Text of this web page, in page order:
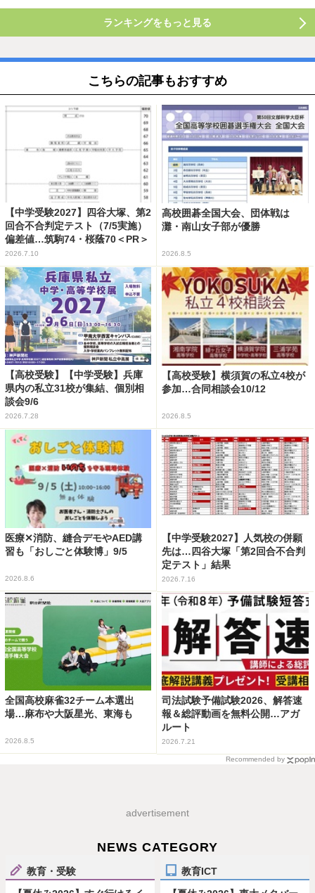
ランキングをもっと見る
こちらの記事もおすすめ
【中学受験2027】四谷大塚、第2
回合不合判定テスト（7/5実施）
偏差値…筑駒74・桜蔭70＜PR＞
2026.7.10
高校囲碁全国大会、団体戦は
灘・南山女子部が優勝
2026.8.5
【高校受験】【中学受験】兵庫
県内の私立31校が集結、個別相
談会9/6
2026.7.28
【高校受験】横須賀の私立4校が
参加…合同相談会10/12
2026.8.5
医療✕消防、縫合デモやAED講
習も「おしごと体験博」9/5
2026.8.6
【中学受験2027】人気校の併願
先は…四谷大塚「第2回合不合判
定テスト」結果
2026.7.16
全国高校麻雀32チーム本選出
場…麻布や大阪星光、東海も
2026.8.5
司法試験予備試験2026、解答速
報＆総評動画を無料公開…アガ
ルート
2026.7.21
Recommended by
advertisement
NEWS CATEGORY
教育・受験 教育ICT